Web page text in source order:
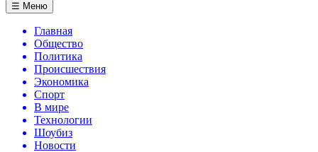
☰ Меню
Главная
Общество
Политика
Происшествия
Экономика
Спорт
В мире
Технологии
Шоубиз
Новости